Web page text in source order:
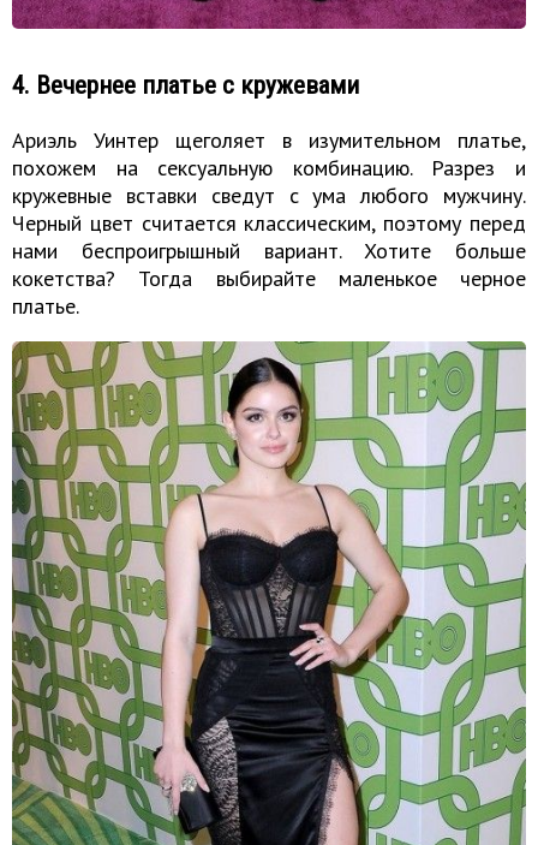
4. Вечернее платье с кружевами
Ариэль Уинтер щеголяет в изумительном платье,
похожем на сексуальную комбинацию. Разрез и
кружевные вставки сведут с ума любого мужчину.
Черный цвет считается классическим, поэтому перед
нами беспроигрышный вариант. Хотите больше
кокетства? Тогда выбирайте маленькое черное
платье.